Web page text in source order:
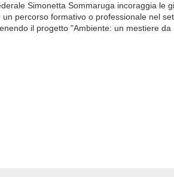
Simonetta Sommaruga incoraggia le
percorso formativo o professionale nel
il progetto "Ambiente: un mestiere da